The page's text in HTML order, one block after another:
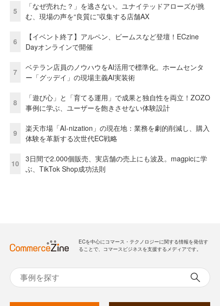
5
「なぜ売れた？」を逃さない。ユナイテッドアローズが挑
む、現場の声を“良質に”収集する店舗AX
6
【イベント終了】アルペン、ビームスなど登壇！ECzine
Dayオンラインで開催
7
ベテラン店員のノウハウをAI活用で標準化。ホームセンタ
ー「グッデイ」の現場主義AI実装術
8
「遊び心」と「育てる運用」で成果と独自性を両立！ZOZO
事例に学ぶ、ユーザーを飽きさせない体験設計
9
楽天市場「AI-nization」の現在地：業務を劇的削減し、購入
体験を革新する次世代EC戦略
10
3日間で2.000個販売、実店舗の売上にも波及。magpicに学
ぶ、TikTok Shop成功法則
ECを中心にコマース・テクノロジーに関する情報を発信す
ることで、コマースビジネスを支援するメディアです。